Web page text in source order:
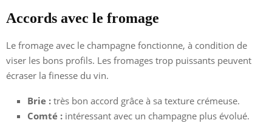
Accords avec le fromage
Le fromage avec le champagne fonctionne, à condition de
viser les bons profils. Les fromages trop puissants peuvent
écraser la finesse du vin.
Brie : très bon accord grâce à sa texture crémeuse.
Comté : intéressant avec un champagne plus évolué.